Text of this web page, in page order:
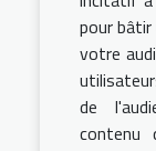
pour bâtir
votre
de
contenu